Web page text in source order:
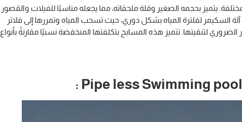
يتميز بحجمه الصغير وقلة ملحقاته، مما يجعله مناسبًا للفيلات والقصور
السكيمر لفلترة المياه بشكل دوري، حيث تسحب المياه وتمررها إلى فلاتر
لتنقيتها. تتميز هذه المسابح بتكلفتها المنخفضة نسبيًا مقارنةً بأنواع
Pipe less Swimming pool :